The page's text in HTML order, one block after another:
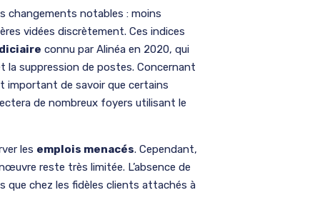
changements notables : moins
vidées discrètement. Ces indices
connu par Alinéa en 2020, qui
la suppression de postes. Concernant
important de savoir que certains
de nombreux foyers utilisant le
les emplois menacés. Cependant,
reste très limitée. L’absence de
que chez les fidèles clients attachés à